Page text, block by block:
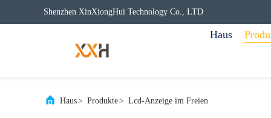
Shenzhen XinXiongHui Technology Co., LTD
Haus
Haus> Produkte> Lcd-Anzeige im Freien